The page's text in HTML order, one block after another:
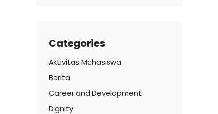
Categories
Aktivitas Mahasiswa
Berita
Career and Development
Dignity